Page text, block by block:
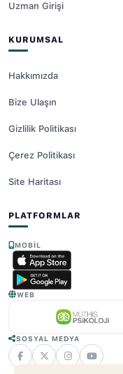
Uzman Girişi
KURUMSAL
Hakkımızda
Bize Ulaşın
Gizlilik Politikası
Çerez Politikası
Site Haritası
PLATFORMLAR
MOBIL
WEB
SOSYAL MEDYA